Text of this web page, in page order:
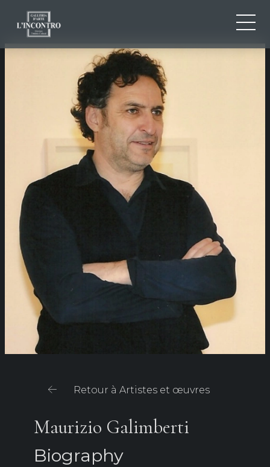
QUI SOMMES-NOU
NEWS ED EVENTS
ARTISTES ET ŒUVRES
EXPOSITIONS
Retour à Artistes et œuvres
Maurizio Galimberti
Biography